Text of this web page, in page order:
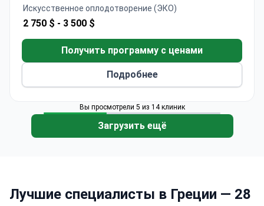
Искусственное оплодотворение (ЭКО)
2 750 $ - 3 500 $
Получить программу с ценами
Подробнее
Вы просмотрели 5 из 14 клиник
Загрузить ещё
Лучшие специалисты в Греции — 28